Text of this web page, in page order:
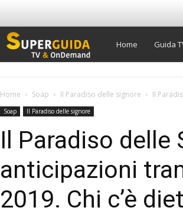
Super
Home Guida
Home Soap Il Paradiso delle signore Il
Soap Il Paradiso delle signore
Il Paradiso delle
anticipazioni
2019. Chi c’è